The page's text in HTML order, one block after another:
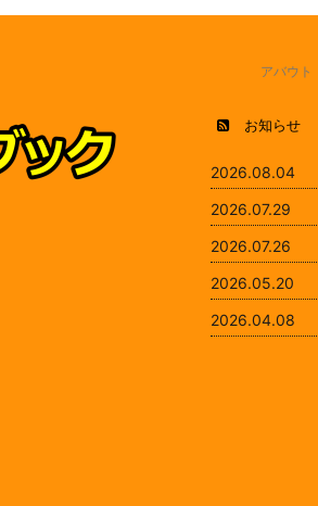
アバウト
お知らせ
2026.08.04
2026.07.29
2026.07.26
2026.05.20
2026.04.08